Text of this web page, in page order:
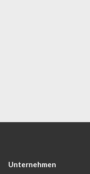
Unternehmen